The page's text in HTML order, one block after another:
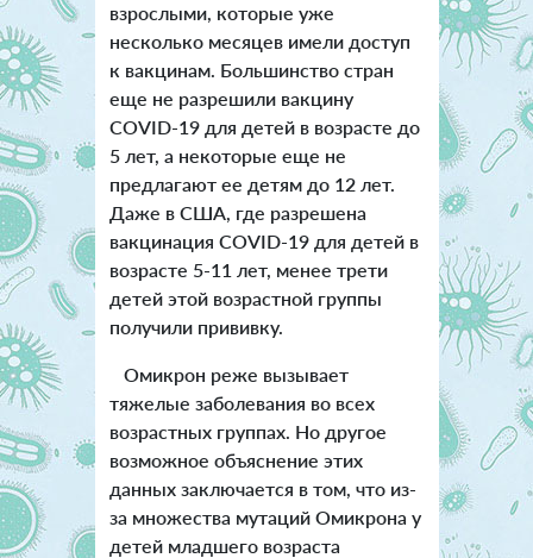
взрослыми, которые уже
несколько месяцев имели доступ
к вакцинам. Большинство стран
еще не разрешили вакцину
COVID-19 для детей в возрасте до
5 лет, а некоторые еще не
предлагают ее детям до 12 лет.
Даже в США, где разрешена
вакцинация COVID-19 для детей в
возрасте 5-11 лет, менее трети
детей этой возрастной группы
получили прививку.
Омикрон реже вызывает
тяжелые заболевания во всех
возрастных группах. Но другое
возможное объяснение этих
данных заключается в том, что из-
за множества мутаций Омикрона у
детей младшего возраста